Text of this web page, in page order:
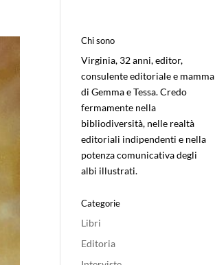
Chi sono
Virginia, 32 anni, editor,
consulente editoriale e mamma
di Gemma e Tessa. Credo
fermamente nella
bibliodiversità, nelle realtà
editoriali indipendenti e nella
potenza comunicativa degli
albi illustrati.
Categorie
Libri
Editoria